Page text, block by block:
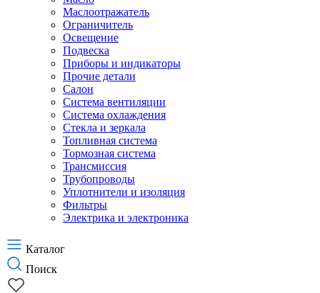
Маслоотражатель
Ограничитель
Освещение
Подвеска
Приборы и индикаторы
Прочие детали
Салон
Система вентиляции
Система охлаждения
Стекла и зеркала
Топливная система
Тормозная система
Трансмиссия
Трубопроводы
Уплотнители и изоляция
Фильтры
Электрика и электроника
Каталог
Поиск